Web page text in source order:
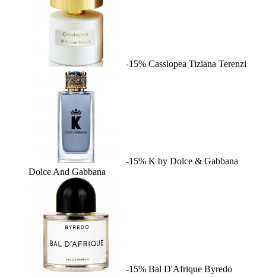
-15% Cassiopea Tiziana Terenzi
-15% K by Dolce & Gabbana
Dolce And Gabbana
-15% Bal D'Afrique Byredo